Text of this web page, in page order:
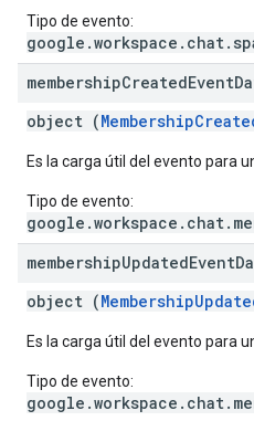
Tipo de evento:
membershipCreatedEvent
object (
Es la carga útil del evento para
Tipo de evento:
membershipUpdatedEvent
object (
Es la carga útil del evento para
Tipo de evento: